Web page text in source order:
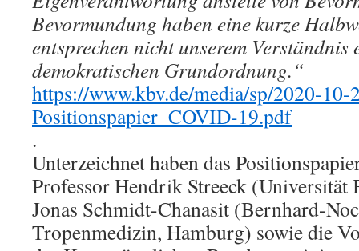
Bevormundung haben eine kurze
entsprechen nicht unserem
demokratischen Grundordnung.“
https://www.kbv.de/media/sp/2020-
Positionspapier_COVID-19.pdf
.
Unterzeichnet haben das
Professor Hendrik Streeck (Universität
Jonas Schmidt-Chanasit (Bernhard-
Tropenmedizin, Hamburg) sowie die